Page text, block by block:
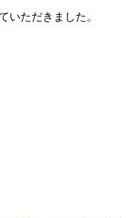
いただきました。